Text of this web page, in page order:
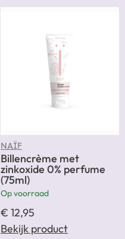
NAÏF
Billencrème met
zinkoxide 0% perfume
(75ml)
Op voorraad
€ 12,95
Bekijk product